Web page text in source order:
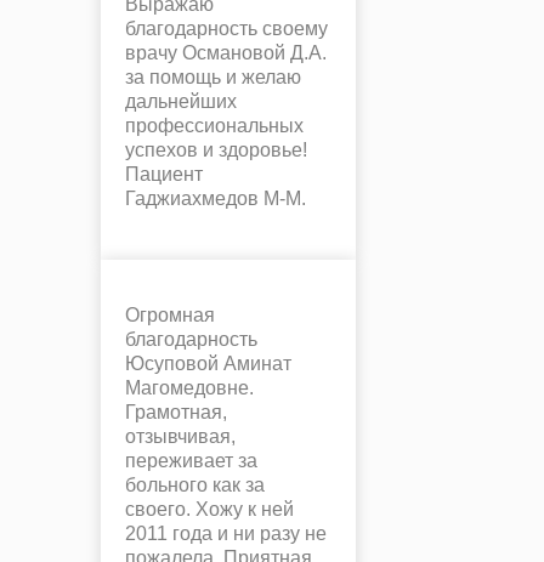
Выражаю
благодарность своему
врачу Османовой Д.А.
за помощь и желаю
дальнейших
профессиональных
успехов и здоровье!
Пациент
Гаджиахмедов М-М.
Огромная
благодарность
Юсуповой Аминат
Магомедовне.
Грамотная,
отзывчивая,
переживает за
больного как за
своего. Хожу к ней
2011 года и ни разу не
пожалела. Приятная,